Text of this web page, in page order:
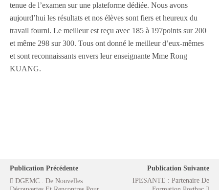
tenue de l’examen sur une plateforme dédiée. Nous avons
aujourd’hui les résultats et nos élèves sont fiers et heureux du
travail fourni. Le meilleur est reçu avec 185 à 197points sur 200
et même 298 sur 300. Tous ont donné le meilleur d’eux-mêmes
et sont reconnaissants envers leur enseignante Mme Rong
KUANG.
Publication Précédente
DGEMC : De Nouvelles
Publication Suivante
IPESANTE : Partenaire De